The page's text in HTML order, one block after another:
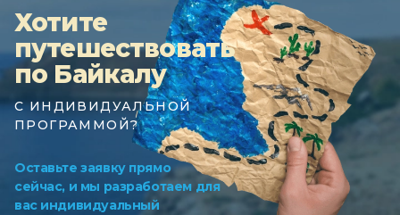
Хотите
путешествовать
по Байкалу
С ИНДИВИДУАЛЬНОЙ
ПРОГРАММОЙ?
Оставьте заявку прямо
сейчас, и мы разработаем для
вас индивидуальный